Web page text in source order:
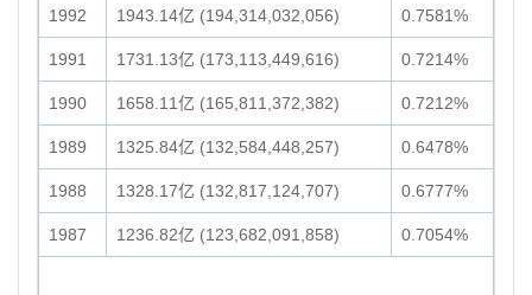
1992 1943.14亿 (194,314,032,056) 0.7581%
1991 1731.13亿 (173,113,449,616) 0.7214%
1990 1658.11亿 (165,811,372,382) 0.7212%
1989 1325.84亿 (132,584,448,257) 0.6478%
1988 1328.17亿 (132,817,124,707) 0.6777%
1987 1236.82亿 (123,682,091,858) 0.7054%